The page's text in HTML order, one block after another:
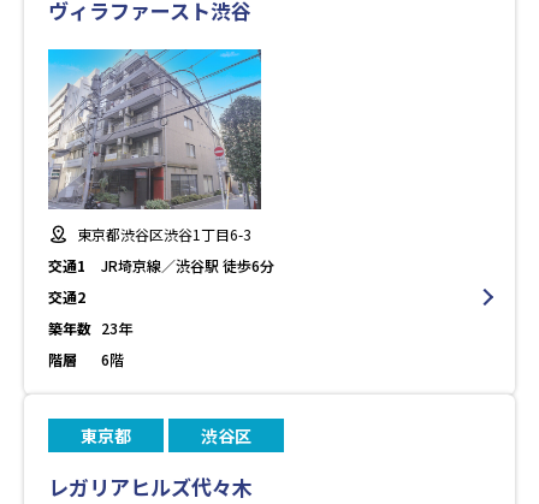
ヴィラファースト渋谷
東京都渋谷区渋谷1丁目6-3
交通1
JR埼京線／渋谷駅 徒歩6分
交通2
築年数 23年
階層
6階
東京都 渋谷区
レガリアヒルズ代々木